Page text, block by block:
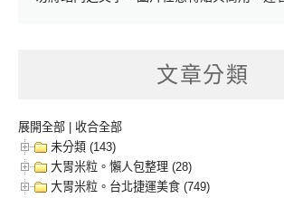
文章分類
展開全部 | 收合全部
未分類 (143)
大胃米粒。懶人包整理 (28)
大胃米粒。台北捷運美食 (749)